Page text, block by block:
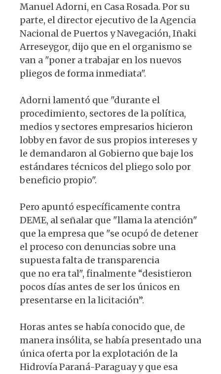
Manuel Adorni, en Casa Rosada. Por su
parte, el director ejecutivo de la Agencia
Nacional de Puertos y Navegación, Iñaki
Arreseygor, dijo que en el organismo se
van a "poner a trabajar en los nuevos
pliegos de forma inmediata".
Adorni lamentó que "durante el
procedimiento, sectores de la política,
medios y sectores empresarios hicieron
lobby en favor de sus propios intereses y
le demandaron al Gobierno que baje los
estándares técnicos del pliego solo por
beneficio propio".
Pero apuntó específicamente contra
DEME, al señalar que "llama la atención"
que la empresa que "se ocupó de detener
el proceso con denuncias sobre una
supuesta falta de transparencia
que no era tal", finalmente “desistieron
pocos días antes de ser los únicos en
presentarse en la licitación”.
Horas antes se había conocido que, de
manera insólita, se había presentado una
única oferta por la explotación de la
Hidrovía Paraná-Paraguay y que esa